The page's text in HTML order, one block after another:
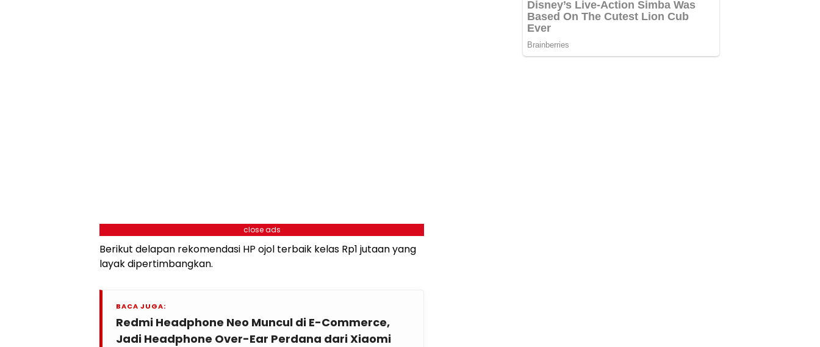
close ads
Berikut delapan rekomendasi HP ojol terbaik kelas Rp1 jutaan yang
layak dipertimbangkan.
BACA JUGA:
Redmi Headphone Neo Muncul di E-Commerce,
Jadi Headphone Over-Ear Perdana dari Xiaomi